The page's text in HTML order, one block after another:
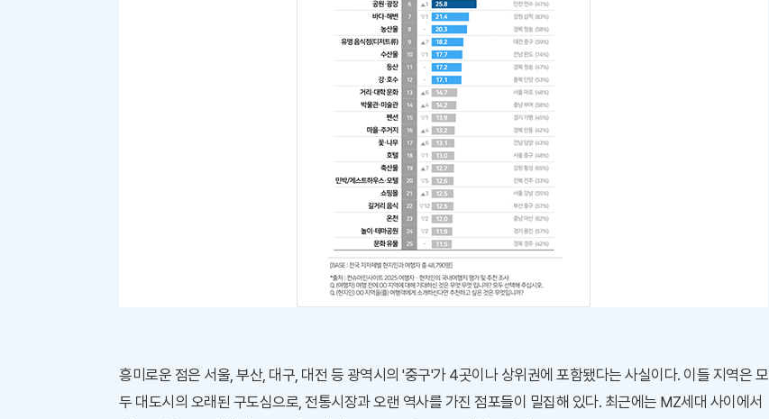
흥미로운 점은 서울, 부산, 대구, 대전 등 광역시의 '중구'가 4곳이나 상위권에 포함됐다는 사실이다. 이들 지역은 모
두 대도시의 오래된 구도심으로, 전통시장과 오랜 역사를 가진 점포들이 밀집해 있다. 최근에는 MZ세대 사이에서